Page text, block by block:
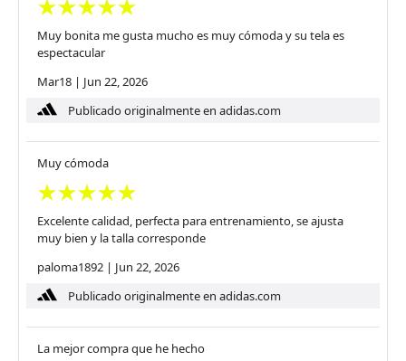
Muy bonita me gusta mucho es muy cómoda y su tela es
espectacular
Mar18 | Jun 22, 2026
Publicado originalmente en adidas.com
Muy cómoda
Excelente calidad, perfecta para entrenamiento, se ajusta
muy bien y la talla corresponde
paloma1892 | Jun 22, 2026
Publicado originalmente en adidas.com
La mejor compra que he hecho